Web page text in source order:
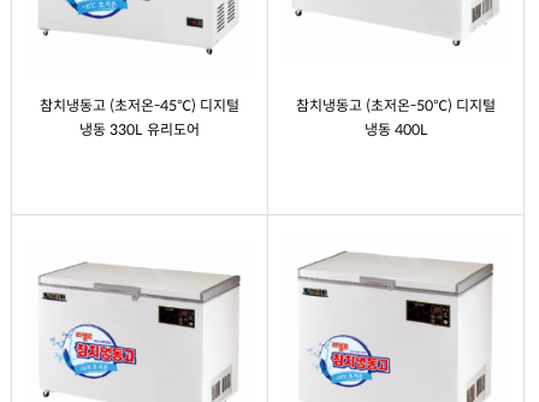
참치냉동고 (초저온-45℃) 디지털
냉동 330L 유리도어
참치냉동고 (초저온-50℃) 디지털
냉동 400L